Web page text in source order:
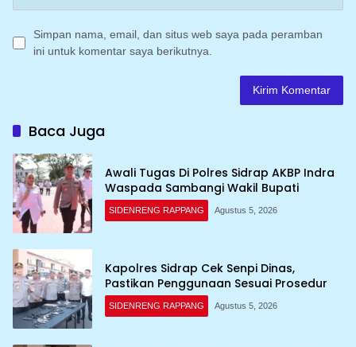
Simpan nama, email, dan situs web saya pada peramban
ini untuk komentar saya berikutnya.
Baca Juga
Awali Tugas Di Polres Sidrap AKBP Indra
Waspada Sambangi Wakil Bupati
SIDENRENG RAPPANG Agustus 5, 2026
Kapolres Sidrap Cek Senpi Dinas,
Pastikan Penggunaan Sesuai Prosedur
SIDENRENG RAPPANG Agustus 5, 2026